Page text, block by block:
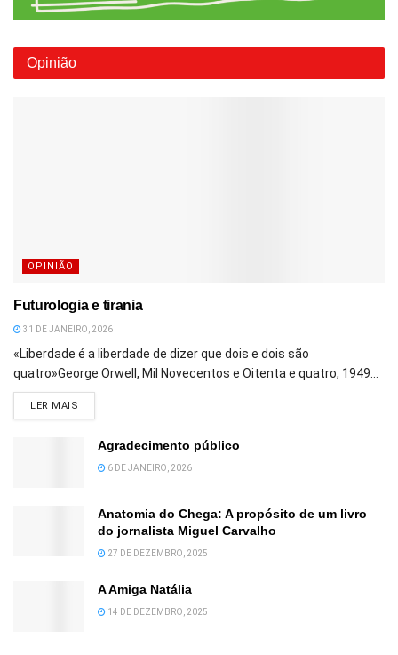
Opinião
OPINIÃO
Futurologia e tirania
31 DE JANEIRO, 2026
«Liberdade é a liberdade de dizer que dois e dois são
quatro»George Orwell, Mil Novecentos e Oitenta e quatro, 1949...
LER MAIS
Agradecimento público
6 DE JANEIRO, 2026
Anatomia do Chega: A propósito de um livro
do jornalista Miguel Carvalho
27 DE DEZEMBRO, 2025
A Amiga Natália
14 DE DEZEMBRO, 2025